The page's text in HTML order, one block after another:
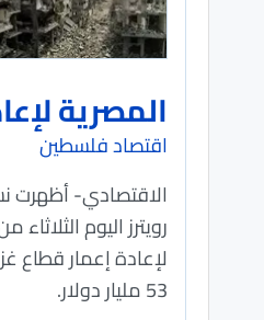
المصرية
اقتصاد فلسطين
الاقتصادي- أظهرت
رويترز اليوم
لإعادة إعمار قطاع
53 مليار دولار.